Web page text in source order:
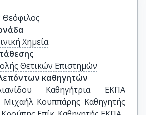
Χημεία
Θετικών Επιστημών
καθηγητών
Καθηγήτρια ΕΚΠΑ
Μιχαήλ Κουππάρης Καθηγητής